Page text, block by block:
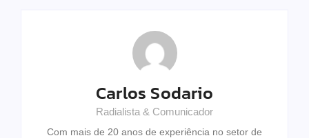
Carlos Sodario
Radialista & Comunicador
Com mais de 20 anos de experiência no setor de